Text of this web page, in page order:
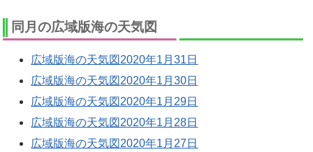
同月の広域版海の天気図
広域版海の天気図2020年1月31日
広域版海の天気図2020年1月30日
広域版海の天気図2020年1月29日
広域版海の天気図2020年1月28日
広域版海の天気図2020年1月27日